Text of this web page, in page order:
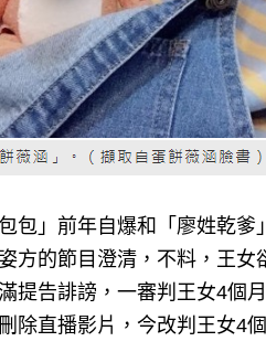
包」前年自爆和「廖姓乾
姿方的節目澄清，不料，王
提告誹謗，一審判王女4個
除直播影片，今改判王女4